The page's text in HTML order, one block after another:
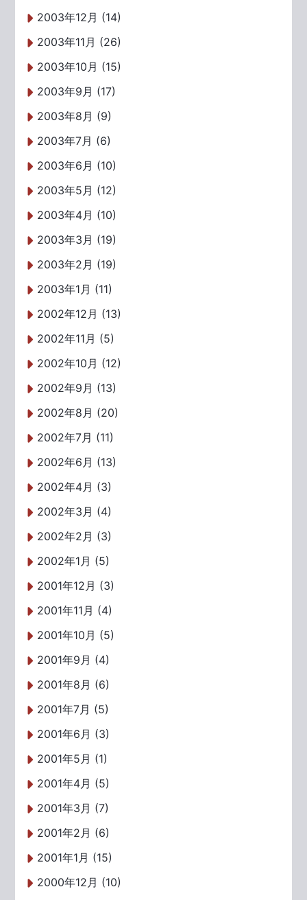
2003年12月 (14)
2003年11月 (26)
2003年10月 (15)
2003年9月 (17)
2003年8月 (9)
2003年7月 (6)
2003年6月 (10)
2003年5月 (12)
2003年4月 (10)
2003年3月 (19)
2003年2月 (19)
2003年1月 (11)
2002年12月 (13)
2002年11月 (5)
2002年10月 (12)
2002年9月 (13)
2002年8月 (20)
2002年7月 (11)
2002年6月 (13)
2002年4月 (3)
2002年3月 (4)
2002年2月 (3)
2002年1月 (5)
2001年12月 (3)
2001年11月 (4)
2001年10月 (5)
2001年9月 (4)
2001年8月 (6)
2001年7月 (5)
2001年6月 (3)
2001年5月 (1)
2001年4月 (5)
2001年3月 (7)
2001年2月 (6)
2001年1月 (15)
2000年12月 (10)